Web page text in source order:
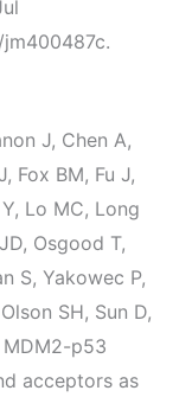
J, Chen A,
Fox BM, Fu J,
Lo MC, Long
Osgood T,
S, Yakowec P,
SH, Sun D,
p53
acceptors as